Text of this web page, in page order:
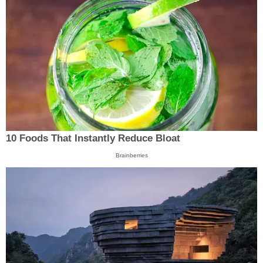
10 Foods That Instantly Reduce Bloat
Brainberries